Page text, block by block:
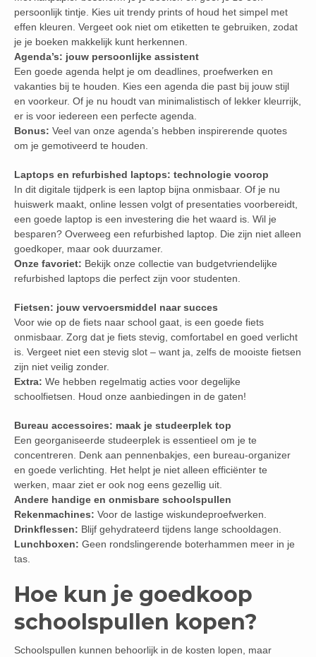
persoonlijk tintje. Kies uit trendy prints of houd het simpel met
effen kleuren. Vergeet ook niet om etiketten te gebruiken, zodat
je je boeken makkelijk kunt herkennen.
Agenda’s: jouw persoonlijke assistent
Een goede agenda helpt je om deadlines, proefwerken en
vakanties bij te houden. Kies een agenda die past bij jouw stijl
en voorkeur. Of je nu houdt van minimalistisch of lekker kleurrijk,
er is voor iedereen een perfecte agenda.
Bonus: Veel van onze agenda’s hebben inspirerende quotes
om je gemotiveerd te houden.
Laptops en refurbished laptops: technologie voorop
In dit digitale tijdperk is een laptop bijna onmisbaar. Of je nu
huiswerk maakt, online lessen volgt of presentaties voorbereidt,
een goede laptop is een investering die het waard is. Wil je
besparen? Overweeg een refurbished laptop. Die zijn niet alleen
goedkoper, maar ook duurzamer.
Onze favoriet: Bekijk onze collectie van budgetvriendelijke
refurbished laptops die perfect zijn voor studenten.
Fietsen: jouw vervoersmiddel naar succes
Voor wie op de fiets naar school gaat, is een goede fiets
onmisbaar. Zorg dat je fiets stevig, comfortabel en goed verlicht
is. Vergeet niet een stevig slot – want ja, zelfs de mooiste fietsen
zijn niet veilig zonder.
Extra: We hebben regelmatig acties voor degelijke
schoolfietsen. Houd onze aanbiedingen in de gaten!
Bureau accessoires: maak je studeerplek top
Een georganiseerde studeerplek is essentieel om je te
concentreren. Denk aan pennenbakjes, een bureau-organizer
en goede verlichting. Het helpt je niet alleen efficiënter te
werken, maar ziet er ook nog eens gezellig uit.
Andere handige en onmisbare schoolspullen
Rekenmachines: Voor de lastige wiskundeproefwerken.
Drinkflessen: Blijf gehydrateerd tijdens lange schooldagen.
Lunchboxen: Geen rondslingerende boterhammen meer in je
tas.
Hoe kun je goedkoop
schoolspullen kopen?
Schoolspullen kunnen behoorlijk in de kosten lopen, maar